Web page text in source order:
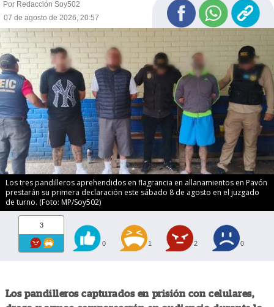
Por Redacción Soy502
07 de agosto de 2026, 20:57
Los tres pandilleros aprehendidos en flagrancia en allanamientos en Pavón
prestarán su primera declaración este sábado 8 de agosto en el juzgado
de turno. (Foto: MP/Soy502)
3
0 1 2 0
Los pandilleros capturados en prisión con celulares,